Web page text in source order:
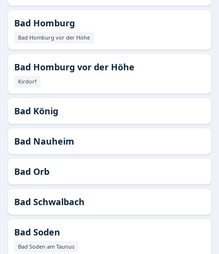
Bad Homburg
Bad Homburg vor der Höhe
Bad Homburg vor der Höhe
Kirdorf
Bad König
Bad Nauheim
Bad Orb
Bad Schwalbach
Bad Soden
Bad Soden am Taunus